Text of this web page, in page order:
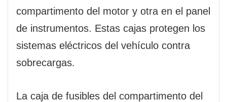
compartimento del motor y otra en el panel
de instrumentos. Estas cajas protegen los
sistemas eléctricos del vehículo contra
sobrecargas.
La caja de fusibles del compartimento del